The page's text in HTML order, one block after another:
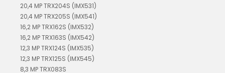
20,4 MP TRX204S (IMX531)
20,4 MP TRX205S (IMX541)
16,2 MP TRX162S (IMX532)
16,2 MP TRX163S (IMX542)
12,3 MP TRX124S (IMX535)
12,3 MP TRX125S (IMX545)
8,3 MP TRX083S